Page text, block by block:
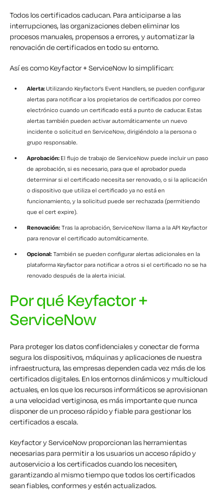
Todos los certificados caducan. Para anticiparse a las
interrupciones, las organizaciones deben eliminar los
procesos manuales, propensos a errores, y automatizar la
renovación de certificados en todo su entorno.
Así es como Keyfactor + ServiceNow lo simplifican:
Alerta: Utilizando Keyfactor's Event Handlers, se pueden configurar
alertas para notificar a los propietarios de certificados por correo
electrónico cuando un certificado está a punto de caducar. Estas
alertas también pueden activar automáticamente un nuevo
incidente o solicitud en ServiceNow, dirigiéndolo a la persona o
grupo responsable.
Aprobación: El flujo de trabajo de ServiceNow puede incluir un paso
de aprobación, si es necesario, para que el aprobador pueda
determinar si el certificado necesita ser renovado, o si la aplicación
o dispositivo que utiliza el certificado ya no está en
funcionamiento, y la solicitud puede ser rechazada (permitiendo
que el cert expire).
Renovación: Tras la aprobación, ServiceNow llama a la API Keyfactor
para renovar el certificado automáticamente.
Opcional: También se pueden configurar alertas adicionales en la
plataforma Keyfactor para notificar a otros si el certificado no se ha
renovado después de la alerta inicial.
Por qué Keyfactor +
ServiceNow
Para proteger los datos confidenciales y conectar de forma
segura los dispositivos, máquinas y aplicaciones de nuestra
infraestructura, las empresas dependen cada vez más de los
certificados digitales. En los entornos dinámicos y multicloud
actuales, en los que los recursos informáticos se aprovisionan
a una velocidad vertiginosa, es más importante que nunca
disponer de un proceso rápido y fiable para gestionar los
certificados a escala.
Keyfactor y ServiceNow proporcionan las herramientas
necesarias para permitir a los usuarios un acceso rápido y
autoservicio a los certificados cuando los necesiten,
garantizando al mismo tiempo que todos los certificados
sean fiables, conformes y estén actualizados.